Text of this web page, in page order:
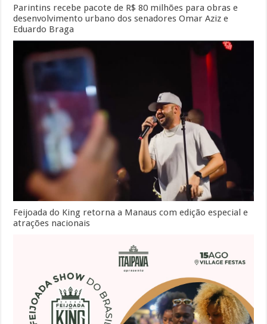
Parintins recebe pacote de R$ 80 milhões para obras e
desenvolvimento urbano dos senadores Omar Aziz e
Eduardo Braga
Feijoada do King retorna a Manaus com edição especial e
atrações nacionais